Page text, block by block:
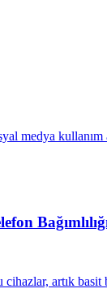
medya
cihazlar, artık